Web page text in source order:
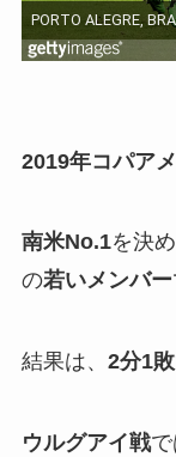
2019年コパア
南米No.1を決
の若いメンバー
結果は、 2分1敗
ウルグアイ戦で